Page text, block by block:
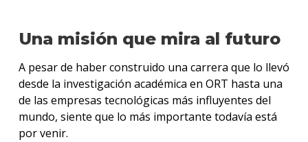
Una misión que mira al futuro
A pesar de haber construido una carrera que lo llevó
desde la investigación académica en ORT hasta una
de las empresas tecnológicas más influyentes del
mundo, siente que lo más importante todavía está
por venir.